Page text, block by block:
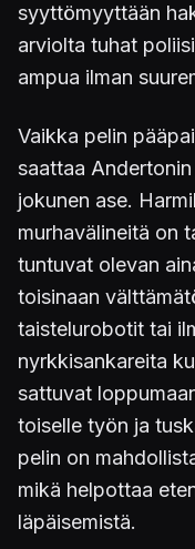
syyttömyyttään
arviolta tuhat
ampua ilman
Vaikka pelin
saattaa
jokunen ase.
murhavälineitä on
tuntuvat olevan
toisinaan
taistelurobotit tai
nyrkkisankareita
sattuvat
toiselle työn ja
pelin on
mikä helpottaa
läpäisemistä.